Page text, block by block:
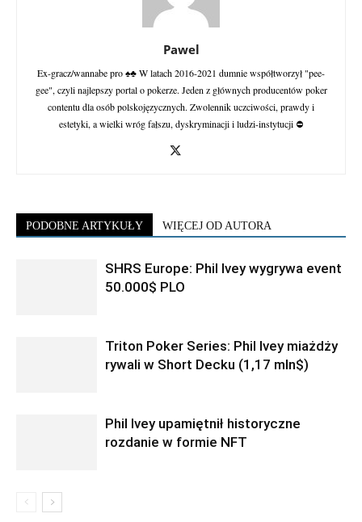
Pawel
Ex-gracz/wannabe pro ♠♣ W latach 2016-2021 dumnie współtworzył "pee-
gee", czyli najlepszy portal o pokerze. Jeden z głównych producentów poker
contentu dla osób polskojęzycznych. Zwolennik uczciwości, prawdy i
estetyki, a wielki wróg fałszu, dyskryminacji i ludzi-instytucji ⛔
PODOBNE ARTYKUŁY WIĘCEJ OD AUTORA
SHRS Europe: Phil Ivey wygrywa event
50.000$ PLO
Triton Poker Series: Phil Ivey miażdży
rywali w Short Decku (1,17 mln$)
Phil Ivey upamiętnił historyczne
rozdanie w formie NFT